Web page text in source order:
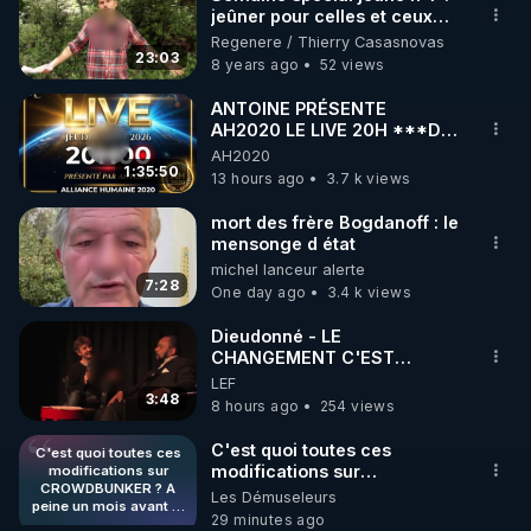
🌱 INSTAGRAM
https://www.instagram.com/rdlr_thierrycasasnovas/
http://rgnr.li/instagram
🌱 LA NEWSLETTER
Pour ne pas rater l’actualité RGNR (stages,
http://rgnr.li/news
🌱 VIDÉOS NON CENSURÉES SUR ODYSEE
Toutes les vidéos Youtube sont aussi sur la
http://rgnr.li/odysee
🌱 LES STAGES EN PRÉSENTIEL
http://rgnr.li/stages
23:03
jeûner pour celles et ceux
qui ne peuvent pas jeûner
Regenere / Thierry Casasnovas
8 years ago
52 views
1:35:50
ANTOINE PRÉSENTE
AH2020 LE LIVE 20H ***DU
06/08/2026***
AH2020
13 hours ago
3.7 k views
7:28
mort des frère Bogdanoff : le
mensonge d état
michel lanceur alerte
One day ago
3.4 k views
3:48
Dieudonné - LE
CHANGEMENT C'EST
MAINTENANT
LEF
8 hours ago
254 views
C'est quoi toutes ces
modifications sur
CROWDBUNKER ? A
peine un mois avant le
début de la censure sur
C'est quoi toutes ces
modifications sur
CROWDBUNKER ? A peine
un mois avant le début de la
Les Démuseleurs
29 minutes ago